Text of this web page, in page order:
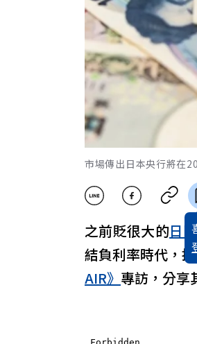
市場傳出日本央行將在
之前貶很大的日圓
結負利率時代，
AIR》 專訪，分享